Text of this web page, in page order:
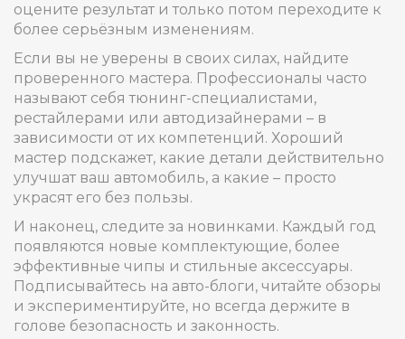
оцените результат и только потом переходите к
более серьёзным изменениям.
Если вы не уверены в своих силах, найдите
проверенного мастера. Профессионалы часто
называют себя тюнинг-специалистами,
рестайлерами или автодизайнерами – в
зависимости от их компетенций. Хороший
мастер подскажет, какие детали действительно
улучшат ваш автомобиль, а какие – просто
украсят его без пользы.
И наконец, следите за новинками. Каждый год
появляются новые комплектующие, более
эффективные чипы и стильные аксессуары.
Подписывайтесь на авто-блоги, читайте обзоры
и экспериментируйте, но всегда держите в
голове безопасность и законность.